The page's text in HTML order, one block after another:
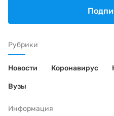
Рубрики
Новости Коронавирус
Вузы
Информация